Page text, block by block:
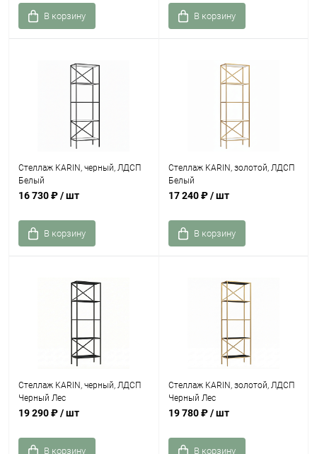
В корзину В корзину
Стеллаж KARIN, черный, ЛДСП
Белый
16 730 ₽/ шт
В корзину
Стеллаж KARIN, золотой, ЛДСП
Белый
17 240 ₽/ шт
В корзину
Стеллаж KARIN, черный, ЛДСП
Черный Лес
19 290 ₽/ шт
В корзину
Стеллаж KARIN, золотой, ЛДСП
Черный Лес
19 780 ₽/ шт
В корзину